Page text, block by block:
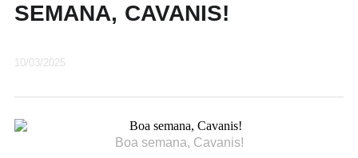
SEMANA, CAVANIS!
10/03/2025
Boa semana, Cavanis!